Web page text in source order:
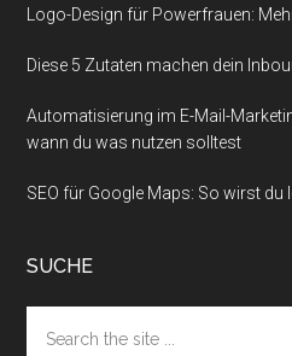
Logo-Design für Powerfrauen:
Diese 5 Zutaten machen dein
Automatisierung im E-Mail-
wann du was nutzen solltest
SEO für Google Maps: So wirst du
SUCHE
the